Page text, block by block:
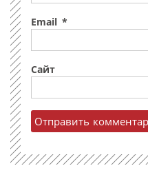
Email *
Сайт